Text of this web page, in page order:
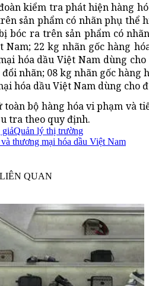
kiểm tra phát hiện hàng
sản phẩm có nhãn phụ thể
bóc ra trên sản phẩm có
22 kg nhãn gốc hàng
hóa dầu Việt Nam dùng
nhãn; 08 kg nhãn gốc hàng
hóa dầu Việt Nam dùng cho
toàn bộ hàng hóa vi phạm và
tra theo quy định.
giảQuản lý thị trường
thương mại hóa dầu Việt Nam
QUAN